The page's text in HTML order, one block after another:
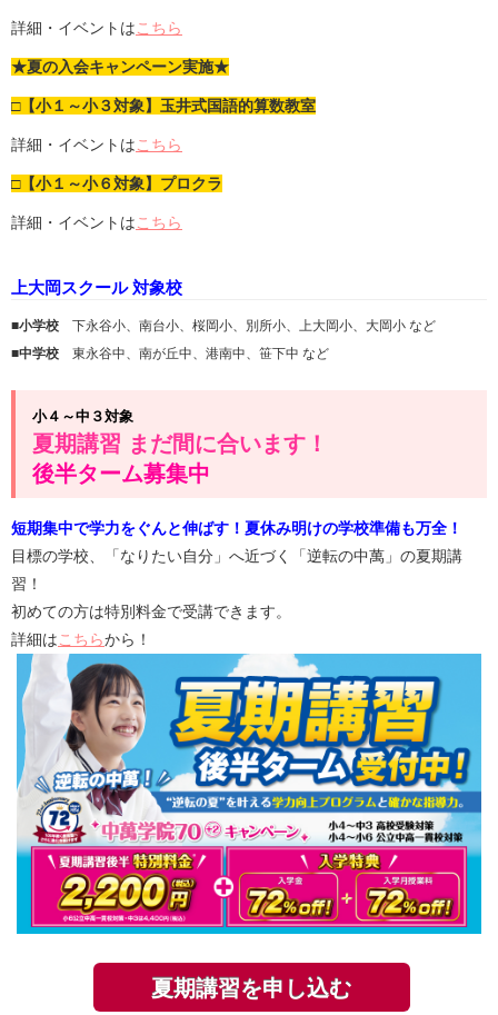
詳細・イベントはこちら
★夏の入会キャンペーン実施★
□【小１～小３対象】玉井式国語的算数教室
詳細・イベントはこちら
□【小１～小６対象】プロクラ
詳細・イベントはこちら
上大岡スクール 対象校
■小学校 下永谷小、南台小、桜岡小、別所小、上大岡小、大岡小 など
■中学校 東永谷中、南が丘中、港南中、笹下中 など
小４～中３対象
夏期講習 まだ間に合います！
後半ターム募集中
短期集中で学力をぐんと伸ばす！夏休み明けの学校準備も万全！
目標の学校、「なりたい自分」へ近づく「逆転の中萬」の夏期講
習！
初めての方は特別料金で受講できます。
詳細はこちらから！
夏期講習を申し込む